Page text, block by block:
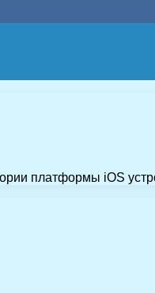
платформы iOS